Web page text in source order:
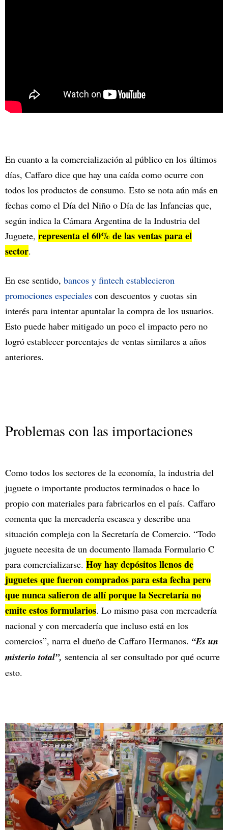
En cuanto a la comercialización al público en los últimos
días, Caffaro dice que hay una caída como ocurre con
todos los productos de consumo. Esto se nota aún más en
fechas como el Día del Niño o Día de las Infancias que,
según indica la Cámara Argentina de la Industria del
Juguete, representa el 60% de las ventas para el
sector.
En ese sentido, bancos y fintech establecieron
promociones especiales con descuentos y cuotas sin
interés para intentar apuntalar la compra de los usuarios.
Esto puede haber mitigado un poco el impacto pero no
logró establecer porcentajes de ventas similares a años
anteriores.
Problemas con las importaciones
Como todos los sectores de la economía, la industria del
juguete o importante productos terminados o hace lo
propio con materiales para fabricarlos en el país. Caffaro
comenta que la mercadería escasea y describe una
situación compleja con la Secretaría de Comercio. “Todo
juguete necesita de un documento llamada Formulario C
para comercializarse. Hoy hay depósitos llenos de
juguetes que fueron comprados para esta fecha pero
que nunca salieron de allí porque la Secretaría no
emite estos formularios. Lo mismo pasa con mercadería
nacional y con mercadería que incluso está en los
comercios”, narra el dueño de Caffaro Hermanos. “Es un
misterio total”, sentencia al ser consultado por qué ocurre
esto.